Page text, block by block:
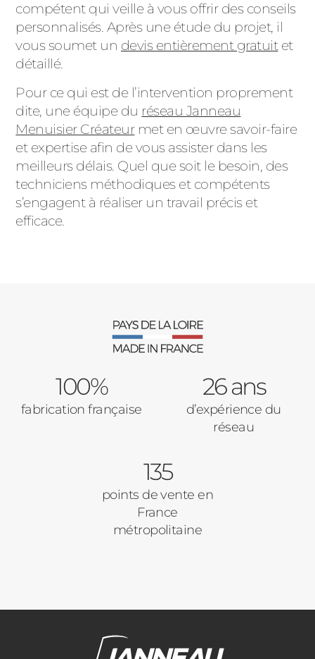
compétent qui veille à vous offrir des conseils
personnalisés. Après une étude du projet, il
vous soumet un devis entièrement gratuitet
détaillé.
Pour ce qui est de l’intervention proprement
dite, une équipe du réseau Janneau
Menuisier Créateurmet en œuvre savoir-faire
et expertise afin de vous assister dans les
meilleurs délais. Quel que soit le besoin, des
techniciens méthodiques et compétents
s’engagent à réaliser un travail précis et
efficace.
100%
fabrication française
26 ans
d’expérience du
réseau
135
points de vente en
France
métropolitaine